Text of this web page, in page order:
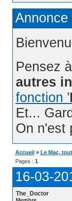
Annonce
Pensez à
autres
fonction '
Et...
On n'est
Accueil » Le Mac,
Pages : 1
16-03-
The_Doctor